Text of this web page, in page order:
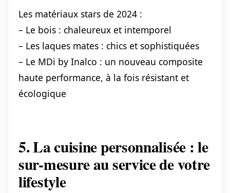
Les matériaux stars de 2024 :
– Le bois : chaleureux et intemporel
– Les laques mates : chics et sophistiquées
– Le MDi by Inalco : un nouveau composite
haute performance, à la fois résistant et
écologique
5. La cuisine personnalisée : le
sur-mesure au service de votre
lifestyle